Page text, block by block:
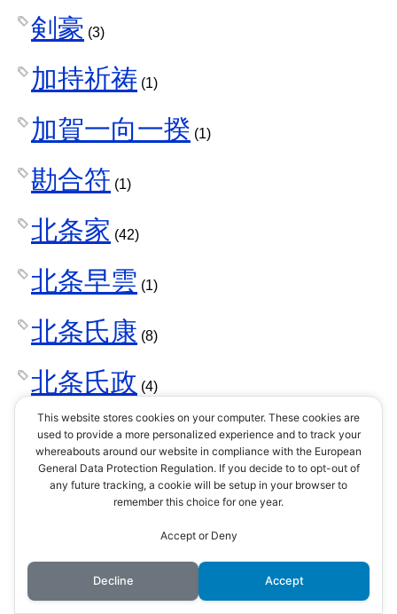
剣豪 (3)
加持祈祷 (1)
加賀一向一揆 (1)
勘合符 (1)
北条家 (42)
北条早雲 (1)
北条氏康 (8)
北条氏政 (4)
北条氏照(3)
北条氏直(2)
北条氏規
This website stores cookies on your computer. These cookies are
used to provide a more personalized experience and to track your
whereabouts around our website in compliance with the European
General Data Protection Regulation. If you decide to to opt-out of
any future tracking, a cookie will be setup in your browser to
remember this choice for one year.
Accept or Deny
Decline Accept